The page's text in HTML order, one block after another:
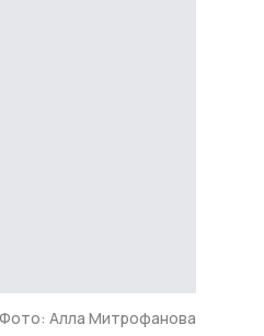
Фото: Алла Митрофанова